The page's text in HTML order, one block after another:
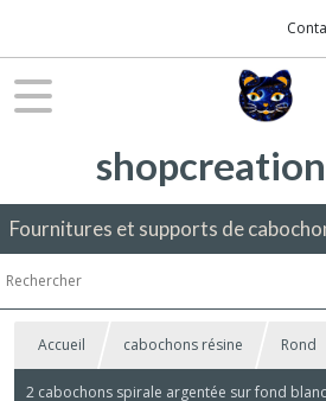
Accueil cabochons résine Rond
2 cabochons spirale argentée sur fond